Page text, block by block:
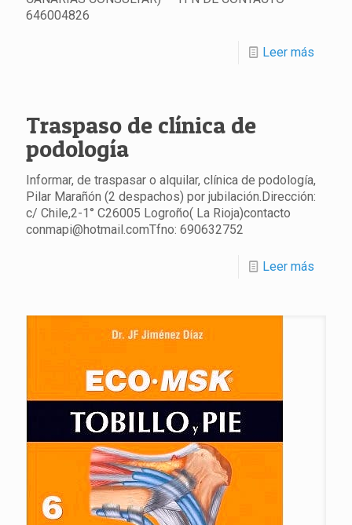
646004826
Leer más
Traspaso de clínica de
podología
Informar, de traspasar o alquilar, clínica de podología,
Pilar Marañón (2 despachos) por jubilación.Dirección:
c/ Chile,2-1° C26005 Logroño( La Rioja)contacto
conmapi@hotmail.comTfno: 690632752
Leer más